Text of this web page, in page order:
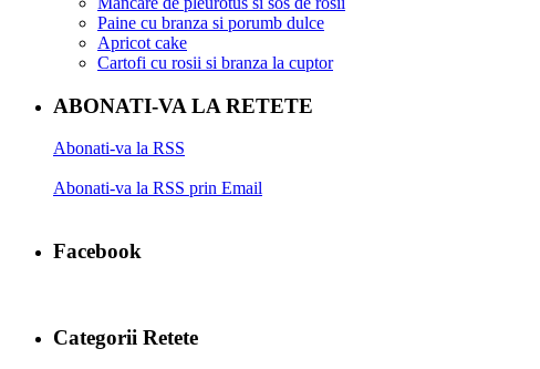
Paine cu branza si porumb dulce
Apricot cake
Cartofi cu rosii si branza la cuptor
ABONATI-VA LA RETETE
Abonati-va la RSS
Abonati-va la RSS prin Email
Facebook
Categorii Retete